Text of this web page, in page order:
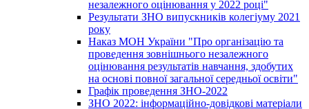
незалежного оцінювання у 2022 році"
Результати ЗНО випускників колегіуму 2021
року
Наказ МОН України "Про організацію та
проведення зовнішнього незалежного
оцінювання результатів навчання, здобутих
на основі повної загальної середньої освіти"
Графік проведення ЗНО-2022
ЗНО 2022: інформаційно-довідкові матеріали